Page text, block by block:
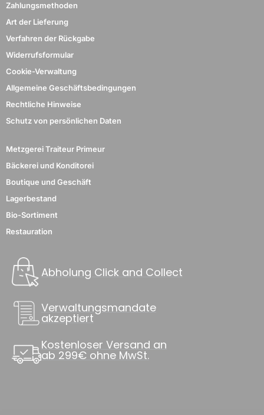
Zahlungsmethoden
Art der Lieferung
Verfahren der Rückgabe
Widerrufsformular
Cookie-Verwaltung
Allgemeine Geschäftsbedingungen
Rechtliche Hinweise
Schutz von persönlichen Daten
Metzgerei Traiteur Primeur
Bäckerei und Konditorei
Boutique und Geschäft
Lagerbestand
Bio-Sortiment
Restauration
Abholung Click and Collect
Verwaltungsmandate
akzeptiert
Kostenloser Versand an
ab 299€ ohne MwSt.